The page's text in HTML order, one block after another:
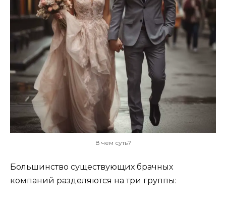
В чем суть?
Большинство существующих брачных
компаний разделяются на три группы: